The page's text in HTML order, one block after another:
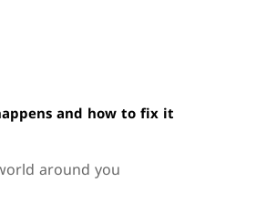
and how to fix it
around you